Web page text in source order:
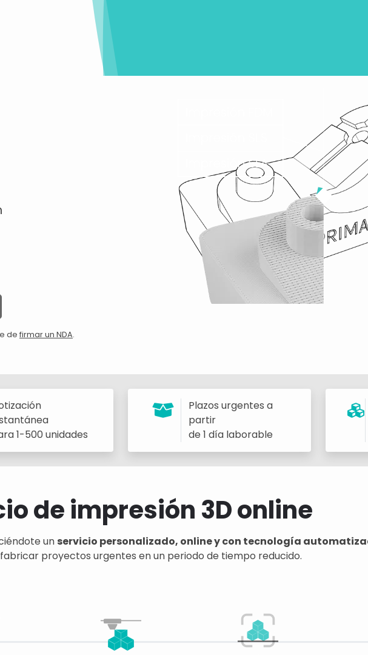
de firmar un NDA.
1-500 unidades
Plazos urgentes a
partir
de 1 día laborable
de impresión 3D online
un servicio personalizado, online y con tecnología
proyectos urgentes en un periodo de tiempo reducido.